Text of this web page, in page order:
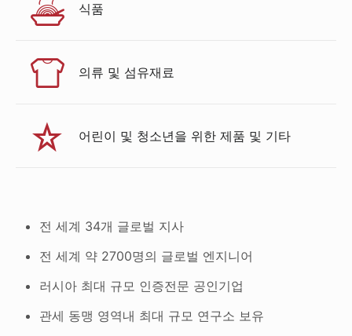
식품
의류 및 섬유재료
어린이 및 청소년을 위한 제품 및 기타
전 세계 34개 글로벌 지사
전 세계 약 2700명의 글로벌 엔지니어
러시아 최대 규모 인증전문 공인기업
관세 동맹 영역내 최대 규모 연구소 보유